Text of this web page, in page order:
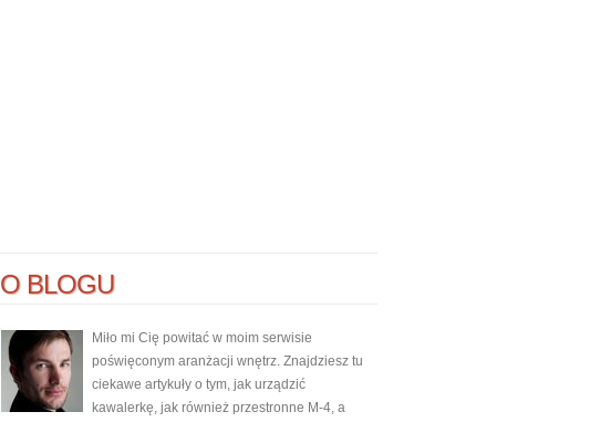
O BLOGU
Miło mi Cię powitać w moim serwisie
poświęconym aranżacji wnętrz. Znajdziesz tu
ciekawe artykuły o tym, jak urządzić
kawalerkę, jak również przestronne M-4, a